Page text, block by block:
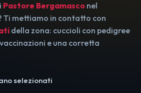
Pastore Bergamasco nel
Ti mettiamo in contatto con
della zona: cuccioli con pedigree
e una corretta
selezionati